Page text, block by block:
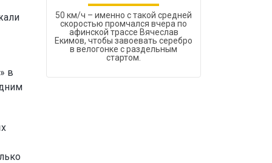
в
50 км/ч – именно с такой средней
скоростью промчался вчера по
афинской трассе Вячеслав
Екимов, чтобы завоевать серебро
в велогонке с раздельным
стартом.